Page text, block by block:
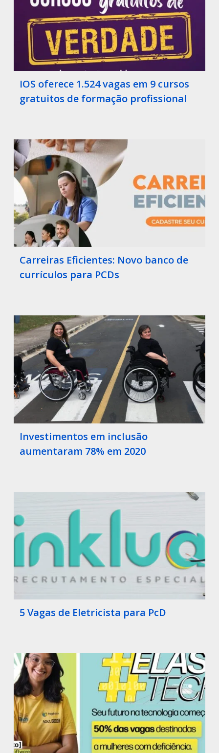
IOS oferece 1.524 vagas em 9 cursos
gratuitos de formação profissional
Carreiras Eficientes: Novo banco de
currículos para PCDs
Investimentos em inclusão
aumentaram 78% em 2020
5 Vagas de Eletricista para PcD